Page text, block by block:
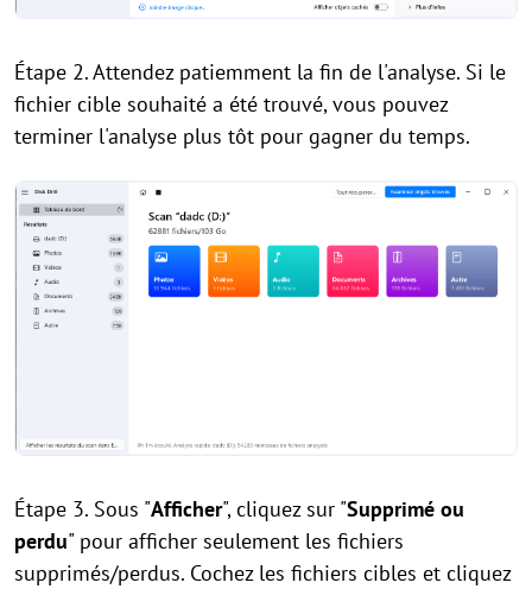
Étape 2. Attendez patiemment la fin de l'analyse. Si le
fichier cible souhaité a été trouvé, vous pouvez
terminer l'analyse plus tôt pour gagner du temps.
Étape 3. Sous "Afficher", cliquez sur "Supprimé ou
perdu" pour afficher seulement les fichiers
supprimés/perdus. Cochez les fichiers cibles et cliquez